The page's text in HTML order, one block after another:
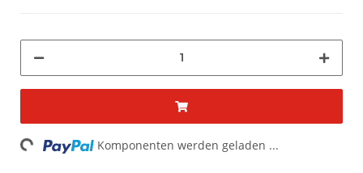
Loading... Komponenten werden geladen ...